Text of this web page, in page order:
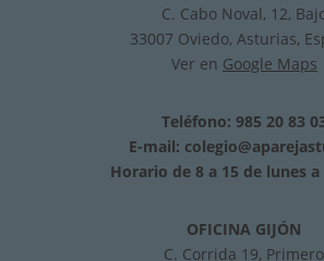
C. Cabo Noval, 12,
33007 Oviedo, Asturias,
Ver en Google Maps
Teléfono: 985 20 83
E-mail:
Horario de 8 a 15 de lunes
OFICINA GIJÓN
C. Corrida 19, Primero